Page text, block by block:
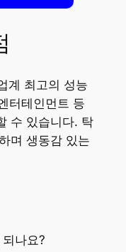
계 최고의 성능
터테인먼트 등
수 있습니다. 탁
며 생동감 있는
나요?